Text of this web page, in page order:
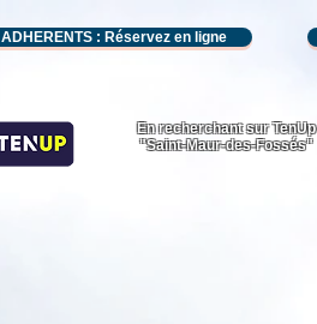
ADHERENTS : Réservez en ligne
En recherchant sur TenUp
"Saint-Maur-des-Fossés"